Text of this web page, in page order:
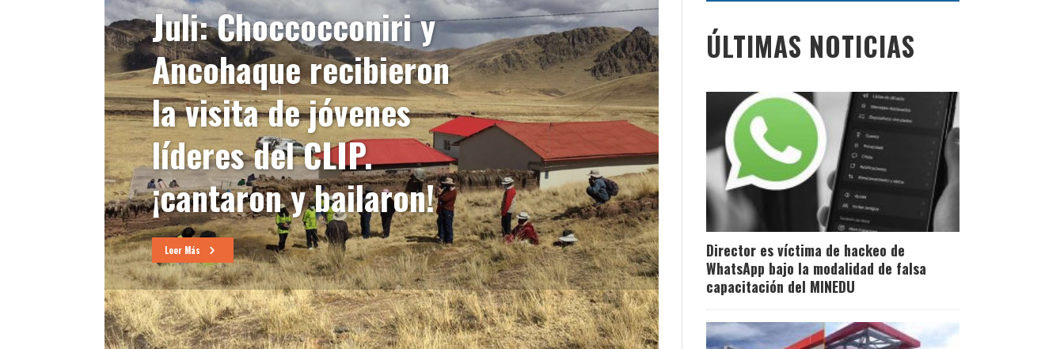
Juli: Choccocconiri y
Ancohaque recibieron
la visita de jóvenes
líderes del CLIP.
¡cantaron y bailaron!
Leer Más
ÚLTIMAS NOTICIAS
Director es víctima de hackeo de
WhatsApp bajo la modalidad de falsa
capacitación del MINEDU